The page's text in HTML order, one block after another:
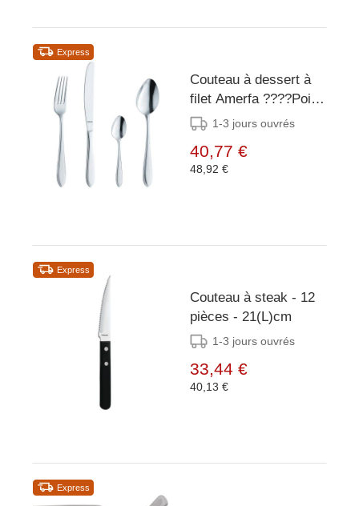
Express
Couteau à dessert à
filet Amerfa ????Point,
12 pièces
1-3 jours ouvrés
40,77 €
48,92 €
Express
Couteau à steak - 12
pièces - 21(L)cm
1-3 jours ouvrés
33,44 €
40,13 €
Express